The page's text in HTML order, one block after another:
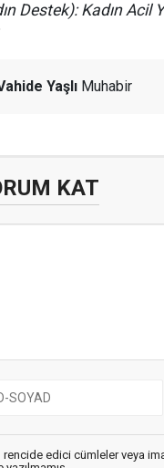
Destek): Kadın Acil
Yaşlı Muhabir
KAT
edici cümleler veya